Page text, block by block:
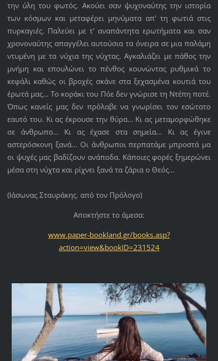
την ύλη του φωτός. Ακούει σαν ψυχοναύτης την ιστορία
των κόσμων και μεταφέρει μηνύματα απ' τη φωτιά στις
πυρκαγιές. Παλεύει με τ' αναπάντητα ερωτήματα και σαν
χρονοναύτης απαγγέλει αυτούσια τα όνειρα σε μια παλάμη
ντυμένη με τα νύχια της νύχτας. Αγκαλιάζει με πάθος την
μνήμη και επουλώνει το πένθος κουνώντας ρυθμικά το
κεφάλι καθώς οι βροχές σκάνε στα ξεχασμένα κουτιά του
έρωτά μας... Το κοράκι του Πόε δεν γνώρισε τη Ντέπη ποτέ.
Όπως κανείς μας δεν πρόλαβε να γνωρίσει τον εσώτατο
εαυτό του. Κι ας έκρουσε την θύρα... Κι ας μεταμορφώθηκε
σε άνθρωπο... Κι ας έχασε στα σημεία... Κι ας έγινε
αστερόσκονη ξανά... Οι άνθρωποι περπατάμε μπροστά μα
οι ψυχές μας βαδίζουν ανάποδα. Κάποιες φορές ξημερώνει
μέσα στη νύχτα και ρίχνει ξανά τα ζάρια ο Θεός...
(Ιάσωνας Σταυράκης. από τον Πρόλογο)
Αποκτήστε το άμεσα:
www.paper-bookland.gr/books.asp?
action=view&bookID=231524